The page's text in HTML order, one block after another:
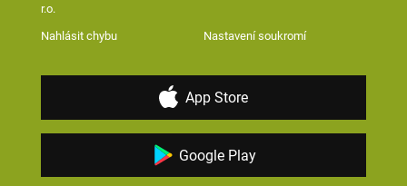
r.o.
Nahlásit chybu Nastavení soukromí
App Store
Google Play